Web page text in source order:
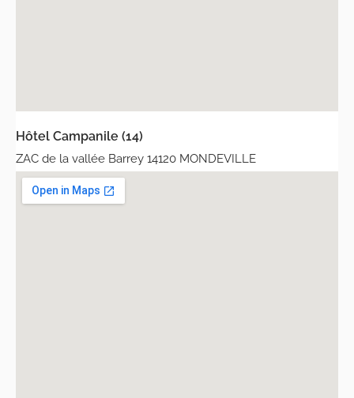
Hôtel Campanile (14)
ZAC de la vallée Barrey 14120 MONDEVILLE